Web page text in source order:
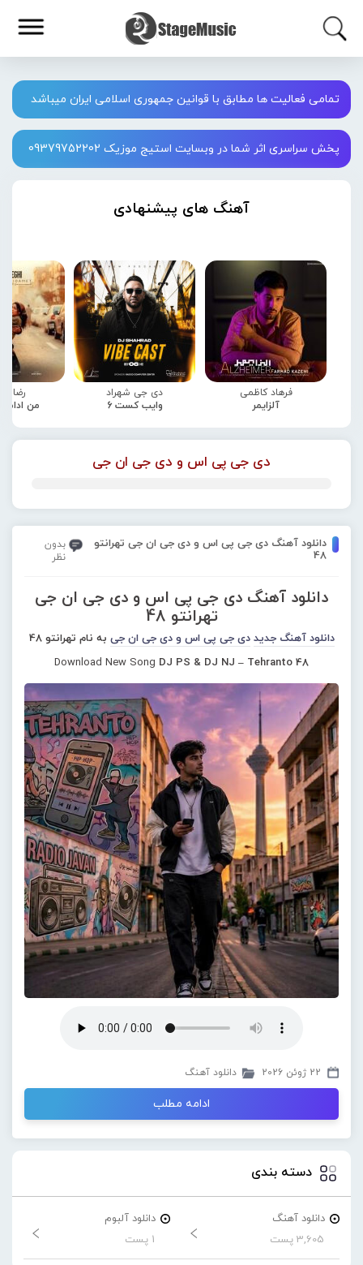
تمامی فعالیت ها مطابق با قوانین جمهوری اسلامی ایران میباشد
پخش سراسری اثر شما در وبسایت استیج موزیک 09379752202
آهنگ های پیشنهادی
فرهاد کاظمی
آلزایمر
دی جی شهراد
وایب کست 6
رضا
من
دی جی پی اس و دی جی ان جی
دانلود آهنگ دی جی پی اس و دی جی ان جی تهرانتو
48
بدون
نظر
دانلود آهنگ دی جی پی اس و دی جی ان جی
تهرانتو 48
دانلود آهنگ جدید دی جی پی اس و دی جی ان جی به نام تهرانتو 48
Download New Song DJ PS & DJ NJ – Tehranto 48
22 ژوئن 2026 دانلود آهنگ
ادامه مطلب
دسته بندی
دانلود آهنگ
3,605 پست
دانلود آلبوم
1 پست